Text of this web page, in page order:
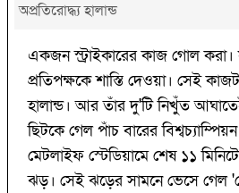
অপ্রতিরোদ্ধ্য হালান্ড
একজন স্ট্রাইকারের কাজ গোল
প্রতিপক্ষকে শাস্তি দেওয়া। সেই
হালান্ড। আর তাঁর দু'টি নিখুঁত
ছিটকে গেল পাঁচ বারের
মেটলাইফ স্টেডিয়ামে শেষ ১১
ঝড়। সেই ঝড়ের সামনে ভেসে গেল